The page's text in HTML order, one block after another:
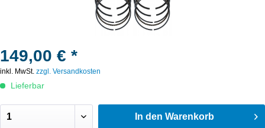
149,00 € *
inkl. MwSt. zzgl. Versandkosten
Lieferbar
In den Warenkorb